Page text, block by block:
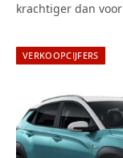
krachtiger dan
VERKOOPCIJFERS